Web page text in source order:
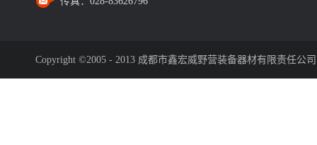
Copyright ©2005 - 2013 成都市鑫宏威野营装备器材有限责任公司